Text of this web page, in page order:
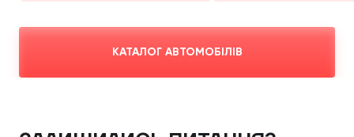
КАТАЛОГ АВТОМОБІЛІВ